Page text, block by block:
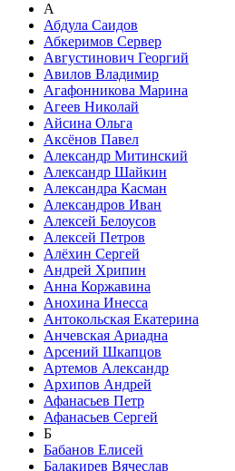
А
Абдула Саидов
Абкеримов Сервер
Августинович Георгий
Авилов Владимир
Агафонникова Марина
Агеев Николай
Айсина Ольга
Аксёнов Павел
Александр Митинский
Александр Шайкин
Александра Касман
Александров Иван
Алексей Белоусов
Алексей Петров
Алёхин Сергей
Андрей Хрипин
Анна Коржавина
Анохина Инесса
Антокольская Екатерина
Анчевская Ариадна
Арсений Шкапцов
Артемов Александр
Архипов Андрей
Афанасьев Петр
Афанасьев Сергей
Б
Бабанов Елисей
Балакирев Вячеслав